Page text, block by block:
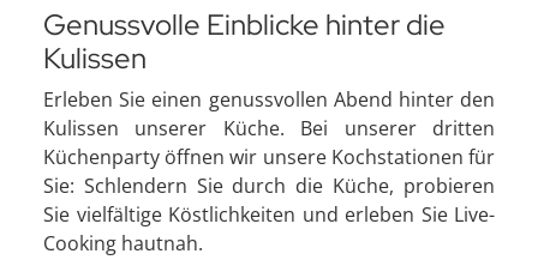
Genussvolle Einblicke hinter die
Kulissen
Erleben Sie einen genussvollen Abend hinter den
Kulissen unserer Küche. Bei unserer dritten
Küchenparty öffnen wir unsere Kochstationen für
Sie: Schlendern Sie durch die Küche, probieren
Sie vielfältige Köstlichkeiten und erleben Sie Live-
Cooking hautnah.